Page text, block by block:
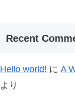
Recent
Hello world! に A
より